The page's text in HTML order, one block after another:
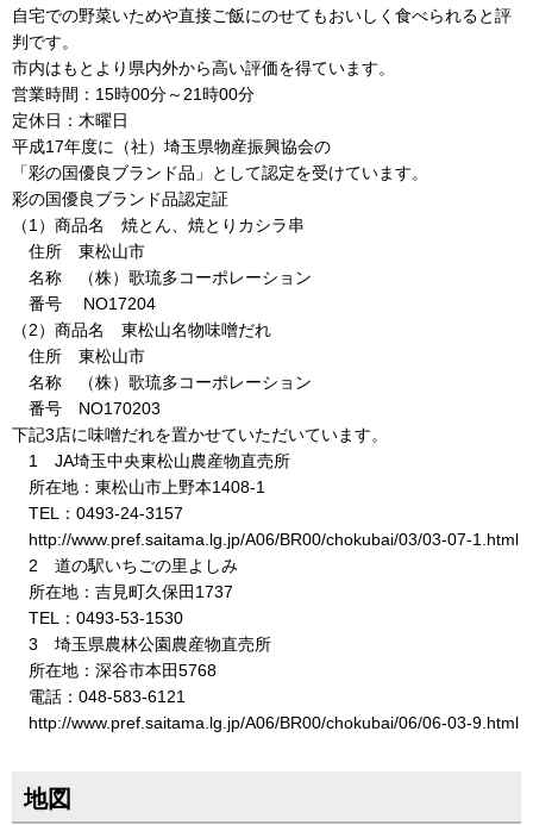
自宅での野菜いためや直接ご飯にのせてもおいしく食べられると評
判です。
市内はもとより県内外から高い評価を得ています。
営業時間：15時00分～21時00分
定休日：木曜日
平成17年度に（社）埼玉県物産振興協会の
「彩の国優良ブランド品」として認定を受けています。
彩の国優良ブランド品認定証
（1）商品名 焼とん、焼とりカシラ串
住所 東松山市
名称 （株）歌琉多コーポレーション
番号 NO17204
（2）商品名 東松山名物味噌だれ
住所 東松山市
名称 （株）歌琉多コーポレーション
番号 NO170203
下記3店に味噌だれを置かせていただいています。
1 JA埼玉中央東松山農産物直売所
所在地：東松山市上野本1408-1
TEL：0493-24-3157
http://www.pref.saitama.lg.jp/A06/BR00/chokubai/03/03-07-1.html
2 道の駅いちごの里よしみ
所在地：吉見町久保田1737
TEL：0493-53-1530
3 埼玉県農林公園農産物直売所
所在地：深谷市本田5768
電話：048-583-6121
http://www.pref.saitama.lg.jp/A06/BR00/chokubai/06/06-03-9.html
地図